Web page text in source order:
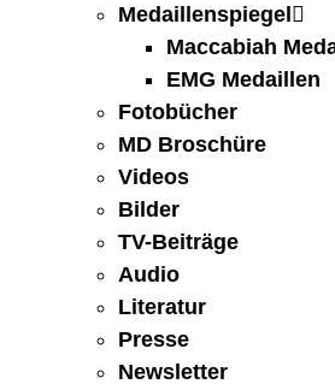
Medaillenspiegel
Maccabiah
EMG Medaillen
Fotobücher
MD Broschüre
Videos
Bilder
TV-Beiträge
Audio
Literatur
Presse
Newsletter